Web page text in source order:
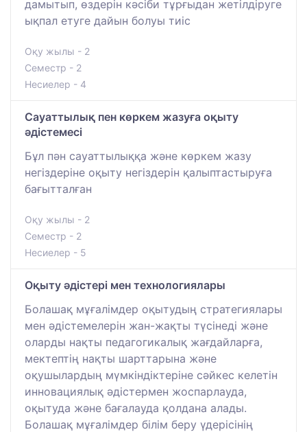
дамытып, өздерін кәсіби тұрғыдан жетілдіруге
ықпал етуге дайын болуы тиіс
Оқу жылы - 2
Семестр - 2
Несиелер - 4
Сауаттылық пен көркем жазуға оқыту
әдістемесі
Бұл пән сауаттылыққа және көркем жазу
негіздеріне оқыту негіздерін қалыптастыруға
бағытталған
Оқу жылы - 2
Семестр - 2
Несиелер - 5
Оқыту әдістері мен технологиялары
Болашақ мұғалімдер оқытудың стратегиялары
мен әдістемелерін жан-жақты түсінеді және
оларды нақты педагогикалық жағдайларға,
мектептің нақты шарттарына және
оқушылардың мүмкіндіктеріне сәйкес келетін
инновациялық әдістермен жоспарлауда,
оқытуда және бағалауда қолдана алады.
Болашақ мұғалімдер білім беру үдерісінің